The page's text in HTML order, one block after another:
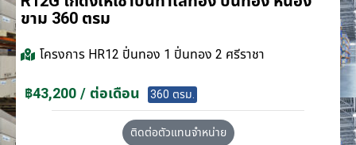
ขาม 360 ตรม
โครงการ HR12 ปิ่นทอง 1 ปิ่นทอง 2 ศรีราชา
฿43,200 / ต่อเดือน 360 ตรม.
ติดต่อตัวแทนจำหน่าย